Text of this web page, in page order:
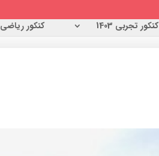
کنکور تجربی 1403 کنکور ریاضی 1403